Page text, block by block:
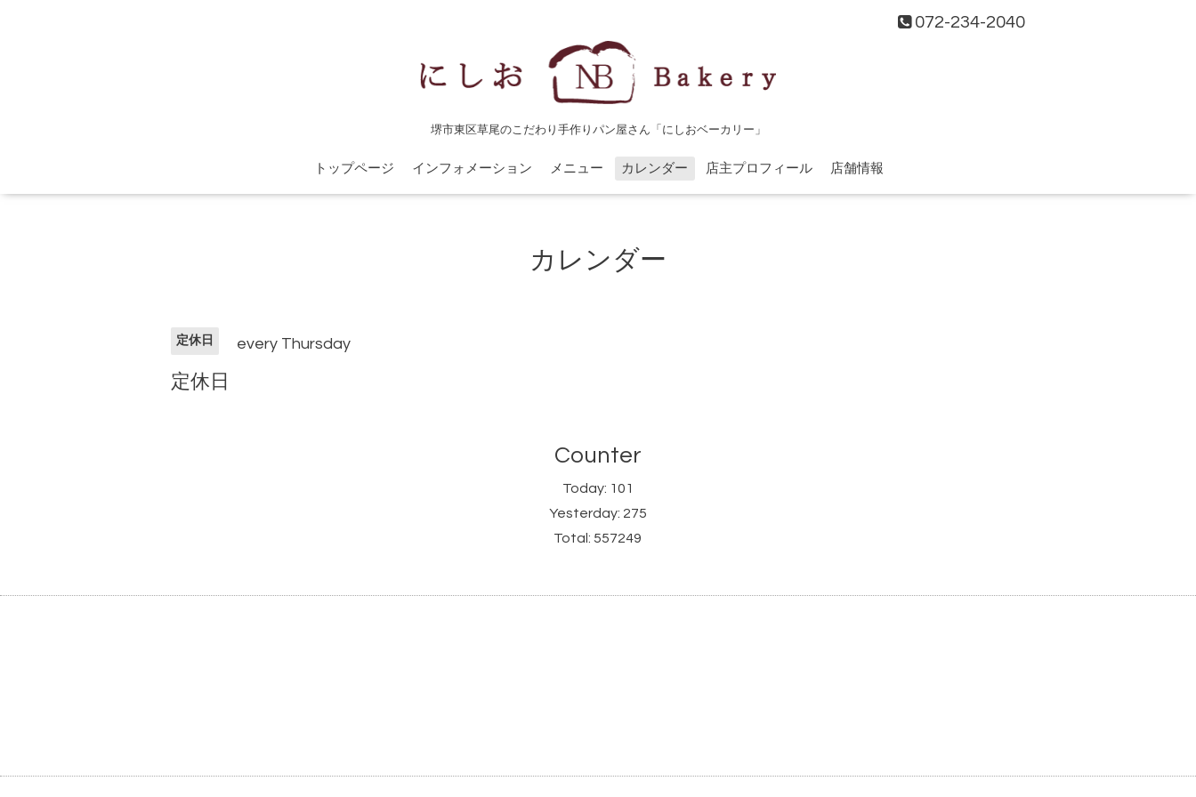
072-234-2040
堺市東区草尾のこだわり手作りパン屋さん「にしおベーカリー」
トップページ インフォメーション メニュー カレンダー 店主プロフィール 店舗情報
カレンダー
定休日 every Thursday
定休日
Counter
Today: 101
Yesterday: 275
Total:557249